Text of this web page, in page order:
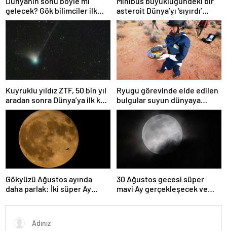
gelecek? Gök bilimciler ilk
kez sönen yıldızın gezegeni
yutmasına tanık oldu
asteroit Dünya’yı ‘sıyırdı’
geçti
Kuyruklu yıldız ZTF, 50 bin yıl
aradan sonra Dünya’ya ilk kez
çok yaklaşacak
Ryugu görevinde elde edilen
bulgular suyun dünyaya
asteroitlerce getirilmiş
olabileceğini gösteriyor
Gökyüzü Ağustos ayında
daha parlak: İki süper Ay
30 Ağustos gecesi süper
mavi Ay gerçekleşecek ve
olacak